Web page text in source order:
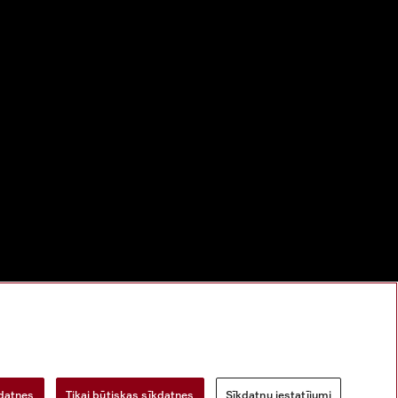
Tikai būtiskas sīkdatnes Sīkdatņu iestatījumi